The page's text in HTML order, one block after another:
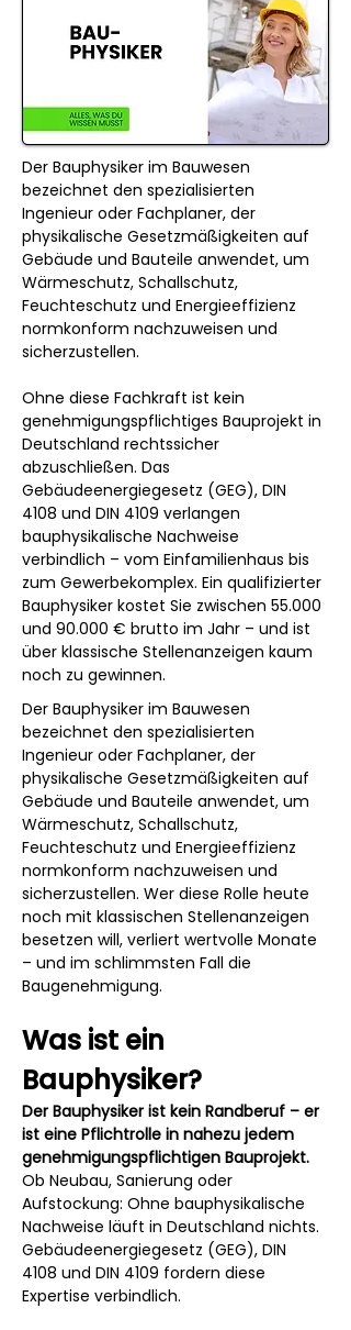
Der Bauphysiker im Bauwesen
bezeichnet den spezialisierten
Ingenieur oder Fachplaner, der
physikalische Gesetzmäßigkeiten auf
Gebäude und Bauteile anwendet, um
Wärmeschutz, Schallschutz,
Feuchteschutz und Energieeffizienz
normkonform nachzuweisen und
sicherzustellen.
Ohne diese Fachkraft ist kein
genehmigungspflichtiges Bauprojekt in
Deutschland rechtssicher
abzuschließen. Das
Gebäudeenergiegesetz (GEG), DIN
4108 und DIN 4109 verlangen
bauphysikalische Nachweise
verbindlich – vom Einfamilienhaus bis
zum Gewerbekomplex. Ein qualifizierter
Bauphysiker kostet Sie zwischen 55.000
und 90.000 € brutto im Jahr – und ist
über klassische Stellenanzeigen kaum
noch zu gewinnen.
Der Bauphysiker im Bauwesen
bezeichnet den spezialisierten
Ingenieur oder Fachplaner, der
physikalische Gesetzmäßigkeiten auf
Gebäude und Bauteile anwendet, um
Wärmeschutz, Schallschutz,
Feuchteschutz und Energieeffizienz
normkonform nachzuweisen und
sicherzustellen. Wer diese Rolle heute
noch mit klassischen Stellenanzeigen
besetzen will, verliert wertvolle Monate
– und im schlimmsten Fall die
Baugenehmigung.
Was ist ein
Bauphysiker?
Der Bauphysiker ist kein Randberuf – er
ist eine Pflichtrolle in nahezu jedem
genehmigungspflichtigen Bauprojekt.
Ob Neubau, Sanierung oder
Aufstockung: Ohne bauphysikalische
Nachweise läuft in Deutschland nichts.
Gebäudeenergiegesetz (GEG), DIN
4108 und DIN 4109 fordern diese
Expertise verbindlich.